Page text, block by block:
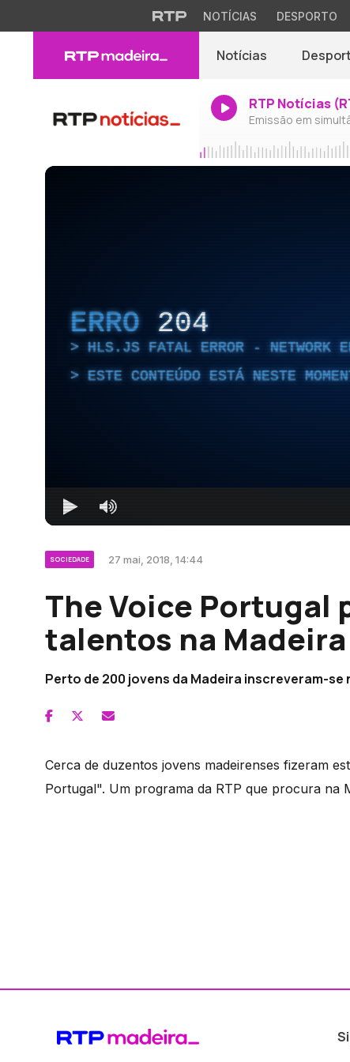
NOTÍCIAS DESPORTO
Notícias
RTP Notícias
Emissão em
ERRO 204
HLS.JS FATAL ERROR - NETWORK
ESTE CONTEÚDO ESTÁ NESTE
SOCIEDADE 27 mai, 2018, 14:44
The Voice Portugal
talentos na Madeira
Perto de 200 jovens da Madeira inscreveram-se
Cerca de duzentos jovens madeirenses fizeram
Portugal". Um programa da RTP que procura na